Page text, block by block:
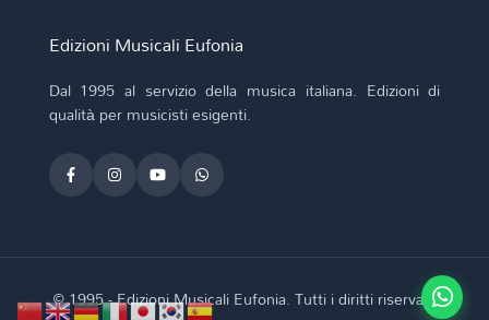
Edizioni Musicali Eufonia
Dal 1995 al servizio della musica italiana. Edizioni di
qualità per musicisti esigenti.
© 1995 - Edizioni Musicali Eufonia. Tutti i diritti riservati.